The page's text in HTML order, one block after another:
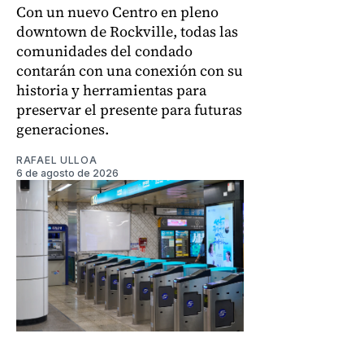
Con un nuevo Centro en pleno
downtown de Rockville, todas las
comunidades del condado
contarán con una conexión con su
historia y herramientas para
preservar el presente para futuras
generaciones.
RAFAEL ULLOA
6 de agosto de 2026